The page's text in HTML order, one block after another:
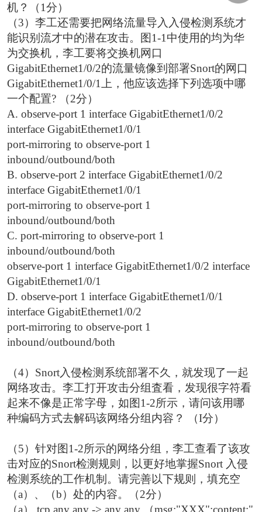
机？（1分）
（3）李工还需要把网络流量导入入侵检测系统才
能识别流才中的潜在攻击。图1-1中使用的均为华
为交换机，李工要将交换机网口
GigabitEthernet1/0/2的流量镜像到部署Snort的网口
GigabitEthernet1/0/1上，他应该选择下列选项中哪
一个配置? （2分）
A. observe-port 1 interface GigabitEthernet1/0/2
interface GigabitEthernet1/0/1
port-mirroring to observe-port 1
inbound/outbound/both
B. observe-port 2 interface GigabitEthernet1/0/2
interface GigabitEthernet1/0/1
port-mirroring to observe-port 1
inbound/outbound/both
C. port-mirroring to observe-port 1
inbound/outbound/both
observe-port 1 interface GigabitEthernet1/0/2 interface
GigabitEthernet1/0/1
D. observe-port 1 interface GigabitEthernet1/0/1
interface GigabitEthernet1/0/2
port-mirroring to observe-port 1
inbound/outbound/both
（4）Snort入侵检测系统部署不久，就发现了一起
网络攻击。李工打开攻击分组査看，发现很字符看
起来不像是正常字母，如图1-2所示，请问该用哪
种编码方式去解码该网络分组内容？ （I分）
（5）针对图1-2所示的网络分组，李工查看了该攻
击对应的Snort检测规则，以更好地掌握Snort 入侵
检测系统的工作机制。请完善以下规则，填充空
（a）、（b）处的内容。（2分）
（a） tcp any any -> any any （msg:"XXX";content:"